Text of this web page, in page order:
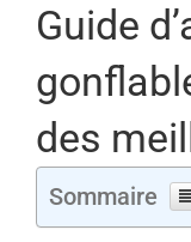
Guide
des
Sommaire